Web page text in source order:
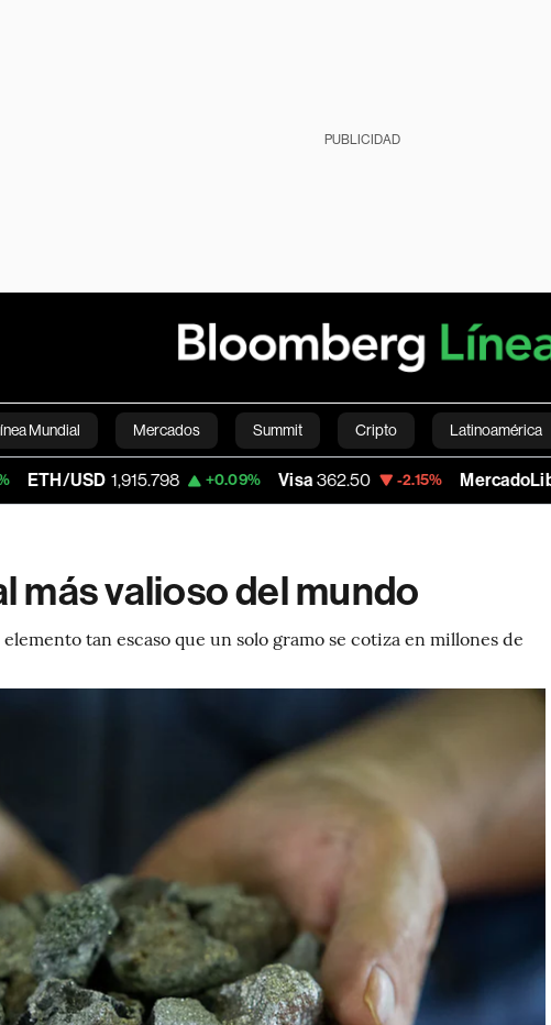
PUBLICIDAD
Mundial Mercados Summit Cripto Latinoamérica
Bloomberg Green Economía Estilo de vida Mundo
1,915.798 +0.09% Visa 362.50 -2.15% MercadoLibre 1,821.795
más valioso del mundo
tan escaso que un solo gramo se cotiza en millones de